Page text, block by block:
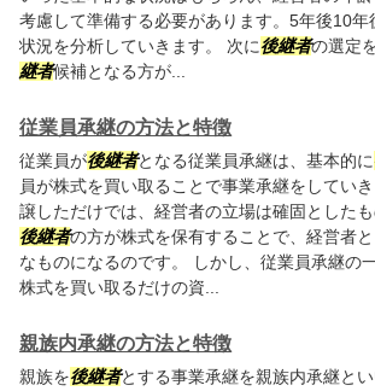
考慮して準備する必要があります。5年後10年
状況を分析していきます。 次に後継者の選定
継者候補となる方が...
従業員承継の方法と特徴
従業員が後継者となる従業員承継は、基本的に
員が株式を買い取ることで事業承継をしてい
譲しただけでは、経営者の立場は確固としたも
後継者の方が株式を保有することで、経営者
なものになるのです。 しかし、従業員承継の
株式を買い取るだけの資...
親族内承継の方法と特徴
親族を後継者とする事業承継を親族内承継と